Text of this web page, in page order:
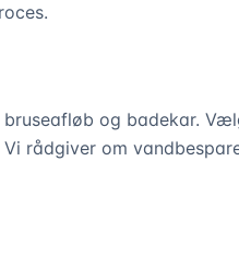
og badekar.
rådgiver om